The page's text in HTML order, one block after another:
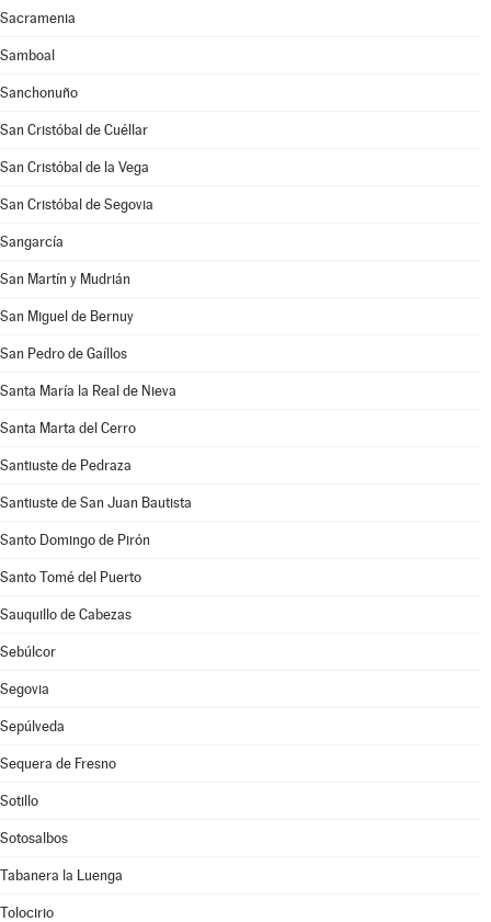
Sacramenia
Samboal
Sanchonuño
San Cristóbal de Cuéllar
San Cristóbal de la Vega
San Cristóbal de Segovia
Sangarcía
San Martín y Mudrián
San Miguel de Bernuy
San Pedro de Gaíllos
Santa María la Real de Nieva
Santa Marta del Cerro
Santiuste de Pedraza
Santiuste de San Juan Bautista
Santo Domingo de Pirón
Santo Tomé del Puerto
Sauquillo de Cabezas
Sebúlcor
Segovia
Sepúlveda
Sequera de Fresno
Sotillo
Sotosalbos
Tabanera la Luenga
Tolocirio